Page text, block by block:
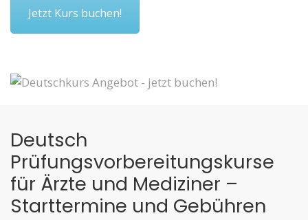
Jetzt Kurs buchen!
Deutsch
Prüfungsvorbereitungskurse
für Ärzte und Mediziner –
Starttermine und Gebühren